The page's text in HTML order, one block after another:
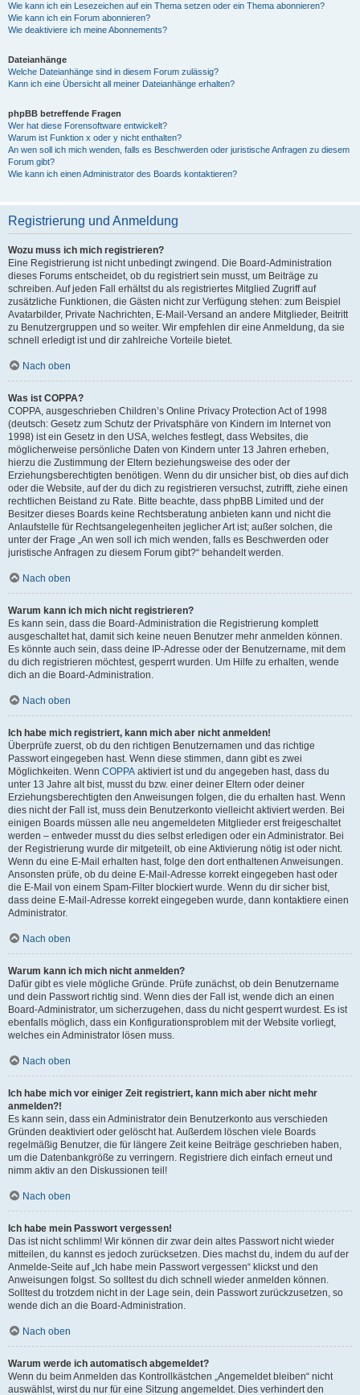
Wie kann ich ein Lesezeichen auf ein Thema setzen oder ein Thema abonnieren?
Wie kann ich ein Forum abonnieren?
Wie deaktiviere ich meine Abonnements?
Dateianhänge
Welche Dateianhänge sind in diesem Forum zulässig?
Kann ich eine Übersicht all meiner Dateianhänge erhalten?
phpBB betreffende Fragen
Wer hat diese Forensoftware entwickelt?
Warum ist Funktion x oder y nicht enthalten?
An wen soll ich mich wenden, falls es Beschwerden oder juristische Anfragen zu diesem
Forum gibt?
Wie kann ich einen Administrator des Boards kontaktieren?
Registrierung und Anmeldung
Wozu muss ich mich registrieren?
Eine Registrierung ist nicht unbedingt zwingend. Die Board-Administration
dieses Forums entscheidet, ob du registriert sein musst, um Beiträge zu
schreiben. Auf jeden Fall erhältst du als registriertes Mitglied Zugriff auf
zusätzliche Funktionen, die Gästen nicht zur Verfügung stehen: zum Beispiel
Avatarbilder, Private Nachrichten, E-Mail-Versand an andere Mitglieder, Beitritt
zu Benutzergruppen und so weiter. Wir empfehlen dir eine Anmeldung, da sie
schnell erledigt ist und dir zahlreiche Vorteile bietet.
Nach oben
Was ist COPPA?
COPPA, ausgeschrieben Children’s Online Privacy Protection Act of 1998
(deutsch: Gesetz zum Schutz der Privatsphäre von Kindern im Internet von
1998) ist ein Gesetz in den USA, welches festlegt, dass Websites, die
möglicherweise persönliche Daten von Kindern unter 13 Jahren erheben,
hierzu die Zustimmung der Eltern beziehungsweise des oder der
Erziehungsberechtigten benötigen. Wenn du dir unsicher bist, ob dies auf dich
oder die Website, auf der du dich zu registrieren versuchst, zutrifft, ziehe einen
rechtlichen Beistand zu Rate. Bitte beachte, dass phpBB Limited und der
Besitzer dieses Boards keine Rechtsberatung anbieten kann und nicht die
Anlaufstelle für Rechtsangelegenheiten jeglicher Art ist; außer solchen, die
unter der Frage „An wen soll ich mich wenden, falls es Beschwerden oder
juristische Anfragen zu diesem Forum gibt?“ behandelt werden.
Nach oben
Warum kann ich mich nicht registrieren?
Es kann sein, dass die Board-Administration die Registrierung komplett
ausgeschaltet hat, damit sich keine neuen Benutzer mehr anmelden können.
Es könnte auch sein, dass deine IP-Adresse oder der Benutzername, mit dem
du dich registrieren möchtest, gesperrt wurden. Um Hilfe zu erhalten, wende
dich an die Board-Administration.
Nach oben
Ich habe mich registriert, kann mich aber nicht anmelden!
Überprüfe zuerst, ob du den richtigen Benutzernamen und das richtige
Passwort eingegeben hast. Wenn diese stimmen, dann gibt es zwei
Möglichkeiten. Wenn COPPA aktiviert ist und du angegeben hast, dass du
unter 13 Jahre alt bist, musst du bzw. einer deiner Eltern oder deiner
Erziehungsberechtigten den Anweisungen folgen, die du erhalten hast. Wenn
dies nicht der Fall ist, muss dein Benutzerkonto vielleicht aktiviert werden. Bei
einigen Boards müssen alle neu angemeldeten Mitglieder erst freigeschaltet
werden – entweder musst du dies selbst erledigen oder ein Administrator. Bei
der Registrierung wurde dir mitgeteilt, ob eine Aktivierung nötig ist oder nicht.
Wenn du eine E-Mail erhalten hast, folge den dort enthaltenen Anweisungen.
Ansonsten prüfe, ob du deine E-Mail-Adresse korrekt eingegeben hast oder
die E-Mail von einem Spam-Filter blockiert wurde. Wenn du dir sicher bist,
dass deine E-Mail-Adresse korrekt eingegeben wurde, dann kontaktiere einen
Administrator.
Nach oben
Warum kann ich mich nicht anmelden?
Dafür gibt es viele mögliche Gründe. Prüfe zunächst, ob dein Benutzername
und dein Passwort richtig sind. Wenn dies der Fall ist, wende dich an einen
Board-Administrator, um sicherzugehen, dass du nicht gesperrt wurdest. Es ist
ebenfalls möglich, dass ein Konfigurationsproblem mit der Website vorliegt,
welches ein Administrator lösen muss.
Nach oben
Ich habe mich vor einiger Zeit registriert, kann mich aber nicht mehr
anmelden?!
Es kann sein, dass ein Administrator dein Benutzerkonto aus verschieden
Gründen deaktiviert oder gelöscht hat. Außerdem löschen viele Boards
regelmäßig Benutzer, die für längere Zeit keine Beiträge geschrieben haben,
um die Datenbankgröße zu verringern. Registriere dich einfach erneut und
nimm aktiv an den Diskussionen teil!
Nach oben
Ich habe mein Passwort vergessen!
Das ist nicht schlimm! Wir können dir zwar dein altes Passwort nicht wieder
mitteilen, du kannst es jedoch zurücksetzen. Dies machst du, indem du auf der
Anmelde-Seite auf „Ich habe mein Passwort vergessen“ klickst und den
Anweisungen folgst. So solltest du dich schnell wieder anmelden können.
Solltest du trotzdem nicht in der Lage sein, dein Passwort zurückzusetzen, so
wende dich an die Board-Administration.
Nach oben
Warum werde ich automatisch abgemeldet?
Wenn du beim Anmelden das Kontrollkästchen „Angemeldet bleiben“ nicht
auswählst, wirst du nur für eine Sitzung angemeldet. Dies verhindert den